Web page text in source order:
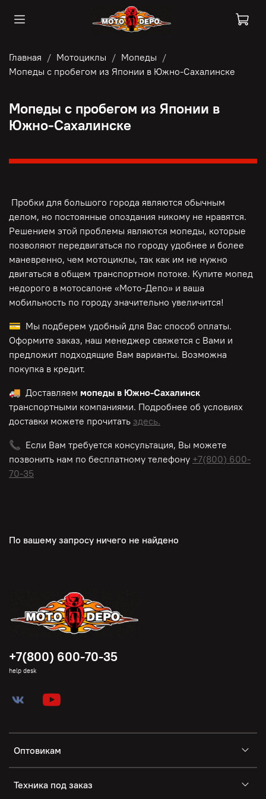
Главная Мотоциклы
Мопеды
Мопеды с пробегом из Японии в Южно-Сахалинске
Мопеды с пробегом из Японии в
Южно-Сахалинске
Пробки для большого города являются обычным
делом, но постоянные опоздания никому не нравятся.
Решением этой проблемы являются мопеды, которые
позволяют передвигаться по городу удобнее и более
маневренно, чем мотоциклы, так как им не нужно
двигаться в общем транспортном потоке. Купите мопед
недорого в мотосалоне «Мото-Депо» и ваша
мобильность по городу значительно увеличится!
💳 Мы подберем удобный для Вас способ оплаты.
Оформите заказ, наш менеджер свяжется с Вами и
предложит подходящие Вам варианты. Возможна
покупка в кредит.
🚚 Доставляем мопеды в Южно-Сахалинск
транспортными компаниями. Подробнее об условиях
доставки можете прочитать здесь.
📞 Если Вам требуется консультация, Вы можете
позвонить нам по бесплатному телефону +7(800) 600-
70-35
По вашему запросу ничего не найдено
Оптовикам
Техника под заказ
+7(800) 600-70-35
help desk